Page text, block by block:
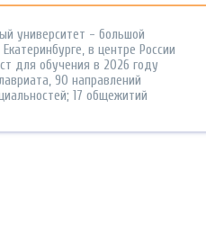
университет - большой
в центре России
для обучения в 2026 году
90 направлений
17 общежитий